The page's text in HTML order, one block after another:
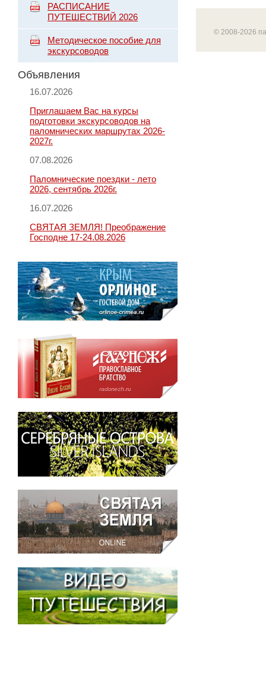
РАСПИСАНИЕ
ПУТЕШЕСТВИЙ 2026
Методическое пособие для
экскурсоводов
Объявления
16.07.2026
Приглашаем Вас на курсы
подготовки экскурсоводов на
паломнических маршрутах 2026-
2027г.
07.08.2026
Паломнические поездки - лето
2026, сентябрь 2026г.
16.07.2026
СВЯТАЯ ЗЕМЛЯ! Преображение
Господне 17-24.08.2026
© 2008-2026